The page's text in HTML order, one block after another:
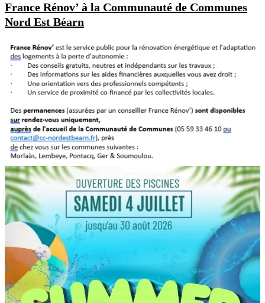
France Rénov’ à la Communauté de Communes
Nord Est Béarn